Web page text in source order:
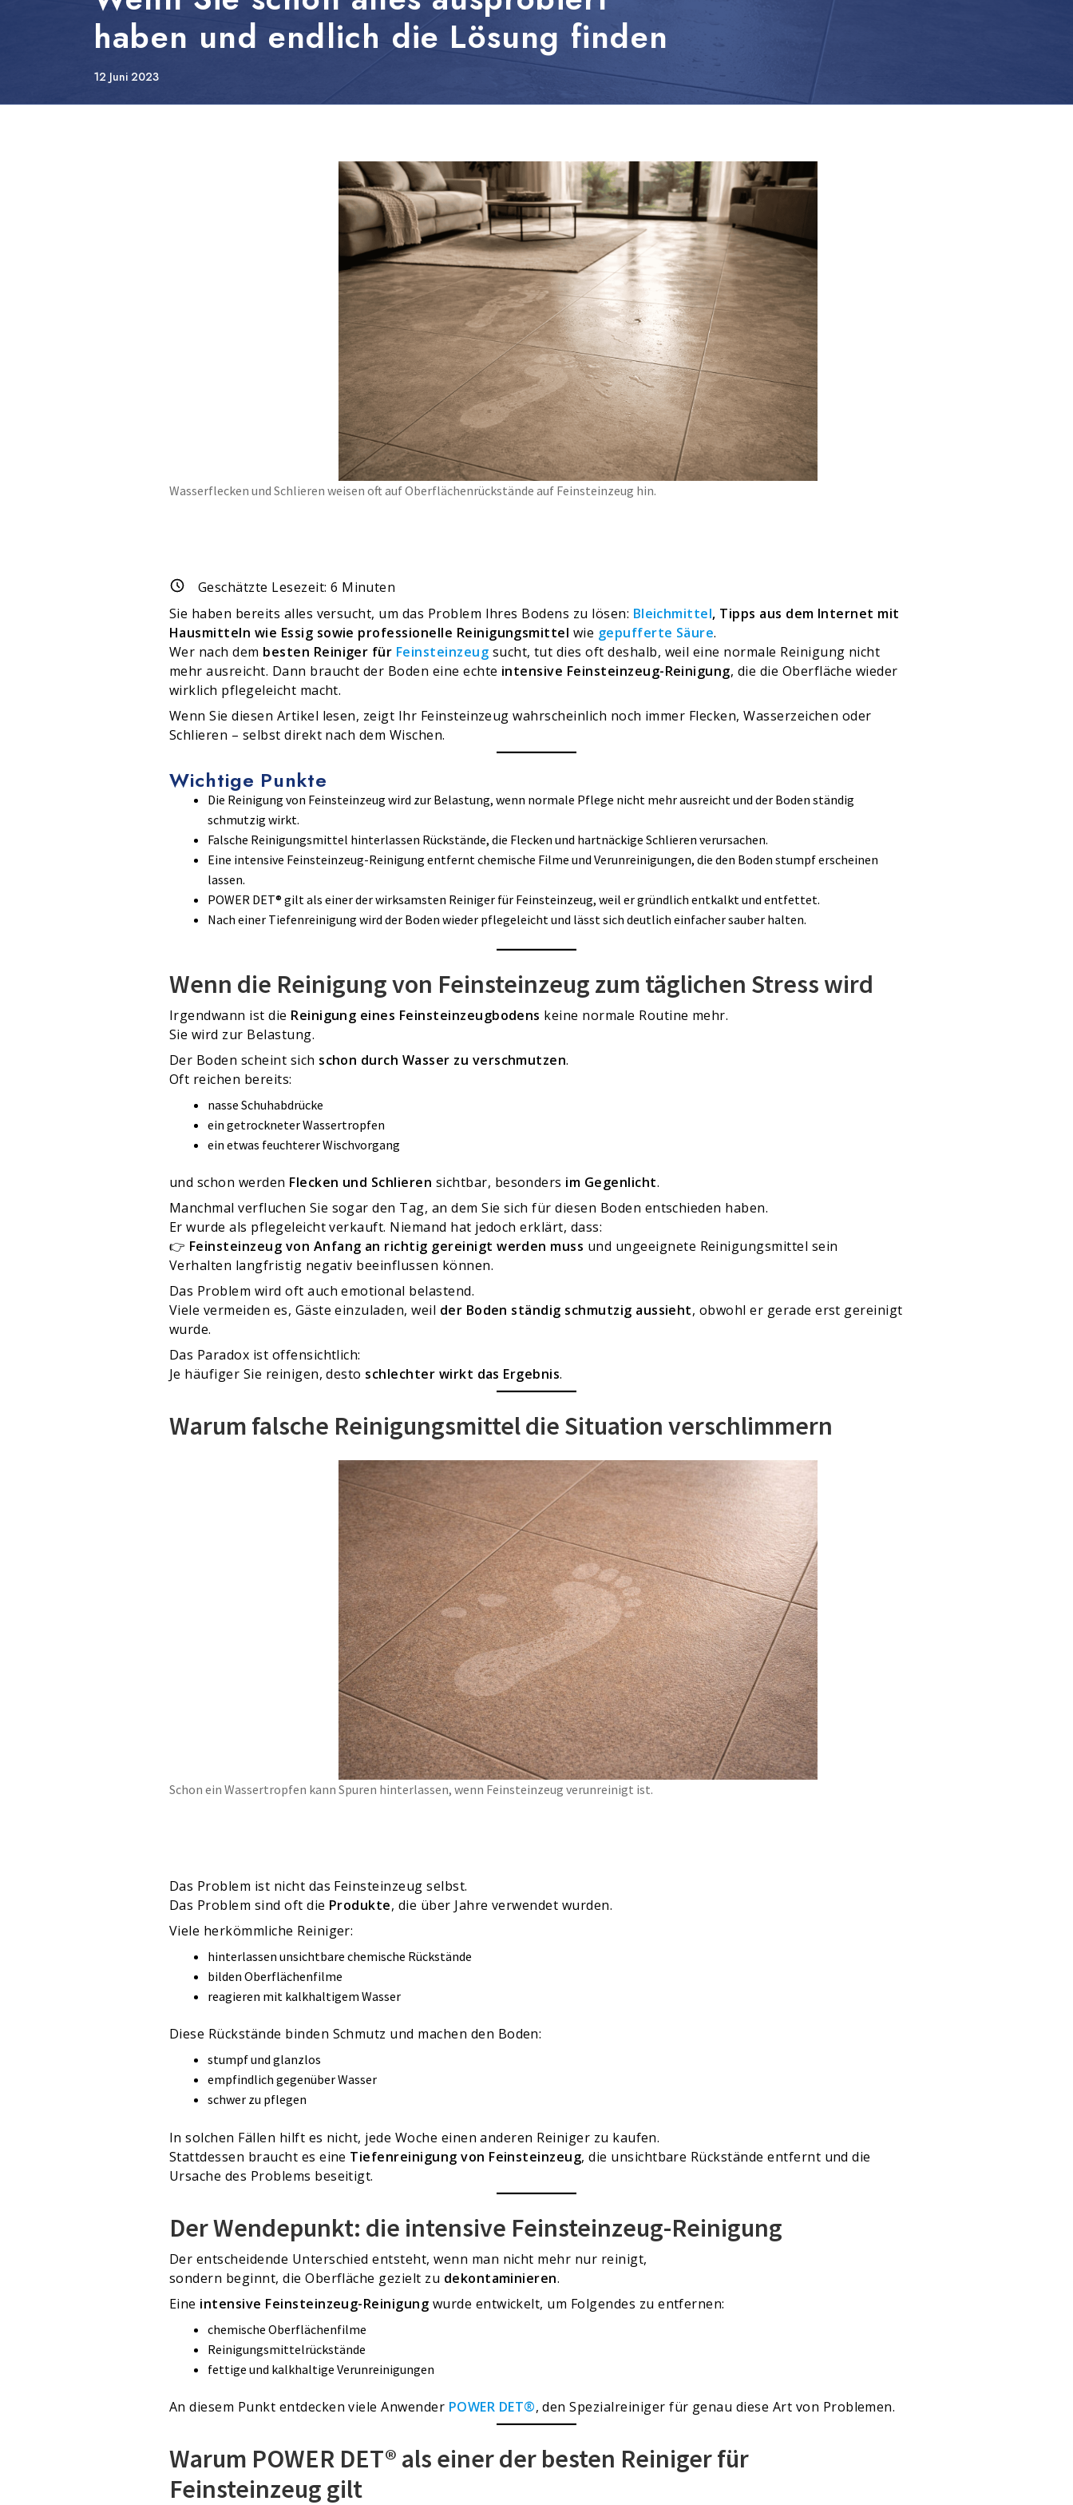
Badreinigung Zubehör
Körner und Zement Linoleum, PVC und Gummi
haben und endlich die Lösung finden
12 Juni 2023
Wasserflecken und Schlieren weisen oft auf Oberflächenrückstände auf Feinsteinzeug hin.
Geschätzte Lesezeit:6 Minuten
Sie haben bereits alles versucht, um das Problem Ihres Bodens zu lösen: Bleichmittel, Tipps aus dem Internet mit
Hausmitteln wie Essig sowie professionelle Reinigungsmittel wie gepufferte Säure.
Wer nach dem besten Reiniger für Feinsteinzeug sucht, tut dies oft deshalb, weil eine normale Reinigung nicht
mehr ausreicht. Dann braucht der Boden eine echte intensive Feinsteinzeug-Reinigung, die die Oberfläche wieder
wirklich pflegeleicht macht.
Wenn Sie diesen Artikel lesen, zeigt Ihr Feinsteinzeug wahrscheinlich noch immer Flecken, Wasserzeichen oder
Schlieren – selbst direkt nach dem Wischen.
Wichtige Punkte
Die Reinigung von Feinsteinzeug wird zur Belastung, wenn normale Pflege nicht mehr ausreicht und der Boden ständig
schmutzig wirkt.
Falsche Reinigungsmittel hinterlassen Rückstände, die Flecken und hartnäckige Schlieren verursachen.
Eine intensive Feinsteinzeug-Reinigung entfernt chemische Filme und Verunreinigungen, die den Boden stumpf erscheinen
lassen.
POWER DET® gilt als einer der wirksamsten Reiniger für Feinsteinzeug, weil er gründlich entkalkt und entfettet.
Nach einer Tiefenreinigung wird der Boden wieder pflegeleicht und lässt sich deutlich einfacher sauber halten.
Wenn die Reinigung von Feinsteinzeug zum täglichen Stress wird
Irgendwann ist die Reinigung eines Feinsteinzeugbodens keine normale Routine mehr.
Sie wird zur Belastung.
Der Boden scheint sich schon durch Wasser zu verschmutzen.
Oft reichen bereits:
nasse Schuhabdrücke
ein getrockneter Wassertropfen
ein etwas feuchterer Wischvorgang
und schon werden Flecken und Schlieren sichtbar, besonders im Gegenlicht.
Manchmal verfluchen Sie sogar den Tag, an dem Sie sich für diesen Boden entschieden haben.
Er wurde als pflegeleicht verkauft. Niemand hat jedoch erklärt, dass:
👉 Feinsteinzeug von Anfang an richtig gereinigt werden muss und ungeeignete Reinigungsmittel sein
Verhalten langfristig negativ beeinflussen können.
Das Problem wird oft auch emotional belastend.
Viele vermeiden es, Gäste einzuladen, weil der Boden ständig schmutzig aussieht, obwohl er gerade erst gereinigt
wurde.
Das Paradox ist offensichtlich:
Je häufiger Sie reinigen, desto schlechter wirkt das Ergebnis.
Warum falsche Reinigungsmittel die Situation verschlimmern
Schon ein Wassertropfen kann Spuren hinterlassen, wenn Feinsteinzeug verunreinigt ist.
Das Problem ist nicht das Feinsteinzeug selbst.
Das Problem sind oft die Produkte, die über Jahre verwendet wurden.
Viele herkömmliche Reiniger:
hinterlassen unsichtbare chemische Rückstände
bilden Oberflächenfilme
reagieren mit kalkhaltigem Wasser
Diese Rückstände binden Schmutz und machen den Boden:
stumpf und glanzlos
empfindlich gegenüber Wasser
schwer zu pflegen
In solchen Fällen hilft es nicht, jede Woche einen anderen Reiniger zu kaufen.
Stattdessen braucht es eine Tiefenreinigung von Feinsteinzeug, die unsichtbare Rückstände entfernt und die
Ursache des Problems beseitigt.
Der Wendepunkt: die intensive Feinsteinzeug-Reinigung
Der entscheidende Unterschied entsteht, wenn man nicht mehr nur reinigt,
sondern beginnt, die Oberfläche gezielt zu dekontaminieren.
Eine intensive Feinsteinzeug-Reinigung wurde entwickelt, um Folgendes zu entfernen:
chemische Oberflächenfilme
Reinigungsmittelrückstände
fettige und kalkhaltige Verunreinigungen
An diesem Punkt entdecken viele Anwender POWER DET®, den Spezialreiniger für genau diese Art von Problemen.
Warum POWER DET® als einer der besten Reiniger für
Feinsteinzeug gilt